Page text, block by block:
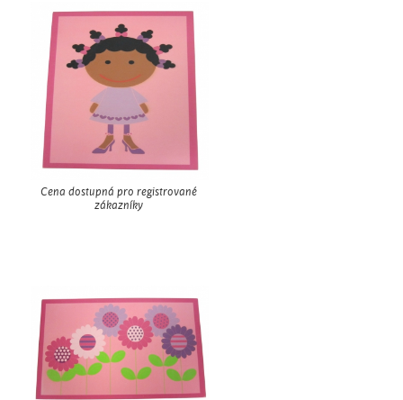
Cena dostupná pro registrované
zákazníky